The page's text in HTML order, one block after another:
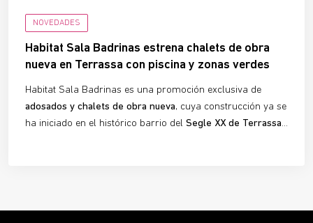
NOVEDADES
Habitat Sala Badrinas estrena chalets de obra
nueva en Terrassa con piscina y zonas verdes
Habitat Sala Badrinas es una promoción exclusiva de
adosados y chalets de obra nueva, cuya construcción ya se
ha iniciado en el histórico barrio del Segle XX de Terrassa.